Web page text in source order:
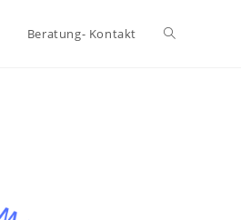
Beratung- Kontakt